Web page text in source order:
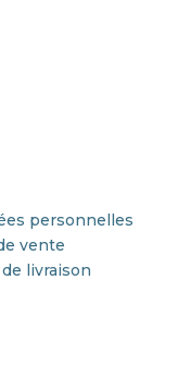
personnelles
vente
livraison